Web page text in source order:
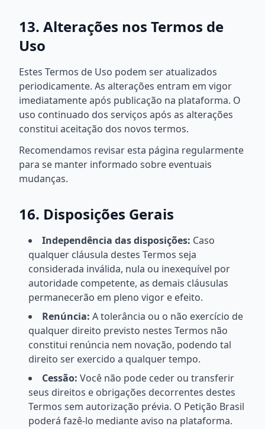
13. Alterações nos Termos de
Uso
Estes Termos de Uso podem ser atualizados
periodicamente. As alterações entram em vigor
imediatamente após publicação na plataforma. O
uso continuado dos serviços após as alterações
constitui aceitação dos novos termos.
Recomendamos revisar esta página regularmente
para se manter informado sobre eventuais
mudanças.
16. Disposições Gerais
Independência das disposições: Caso
qualquer cláusula destes Termos seja
considerada inválida, nula ou inexequível por
autoridade competente, as demais cláusulas
permanecerão em pleno vigor e efeito.
Renúncia: A tolerância ou o não exercício de
qualquer direito previsto nestes Termos não
constitui renúncia nem novação, podendo tal
direito ser exercido a qualquer tempo.
Cessão: Você não pode ceder ou transferir
seus direitos e obrigações decorrentes destes
Termos sem autorização prévia. O Petição Brasil
poderá fazê-lo mediante aviso na plataforma.